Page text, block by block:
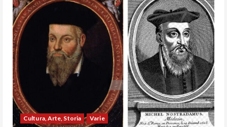
Cultura, Arte, Storia Varie